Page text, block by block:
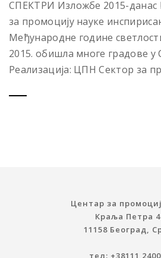
СПЕКТРИ Изложбе 2015-
за промоцију науке
Међународне године
2015. обишла многе градове у
Реализација: ЦПН Сектор за
Центар за
Краља Петра
11158 Београд,
тел: +38111